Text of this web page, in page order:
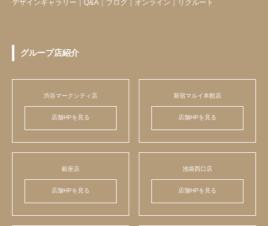
デザインギャラリー ｜ Q&A ｜ ブログ ｜ オンライン ｜ リクルート
グループ店紹介
渋谷マークシティ店
店舗HPを見る
新宿マルイ本館店
店舗HPを見る
銀座店
店舗HPを見る
池袋西口店
店舗HPを見る